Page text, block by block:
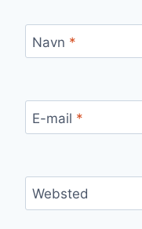
Navn *
E-mail *
Websted